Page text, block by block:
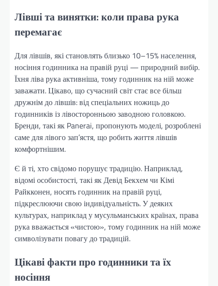
Лівші та винятки: коли права рука
перемагає
Для лівшів, які становлять близько 10–15% населення,
носіння годинника на правій руці — природний вибір.
Їхня ліва рука активніша, тому годинник на ній може
заважати. Цікаво, що сучасний світ стає все більш
дружнім до лівшів: від спеціальних ножиць до
годинників із лівосторонньою заводною головкою.
Бренди, такі як Panerai, пропонують моделі, розроблені
саме для лівого зап’ястя, що робить життя лівшів
комфортнішим.
Є й ті, хто свідомо порушує традицію. Наприклад,
відомі особистості, такі як Девід Бекхем чи Кімі
Райкконен, носять годинник на правій руці,
підкреслюючи свою індивідуальність. У деяких
культурах, наприклад у мусульманських країнах, права
рука вважається «чистою», тому годинник на ній може
символізувати повагу до традицій.
Цікаві факти про годинники та їх
носіння